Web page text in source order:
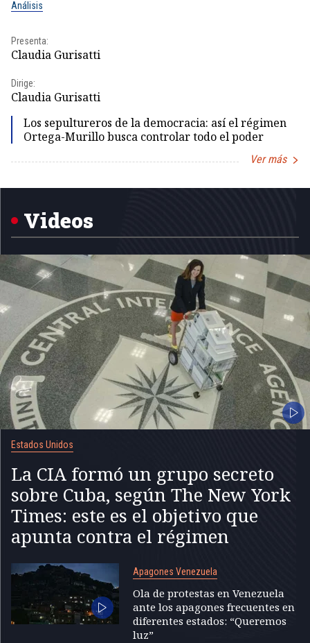
Análisis
Presenta:
Claudia Gurisatti
Dirige:
Claudia Gurisatti
Los sepultureros de la democracia: así el régimen
Ortega-Murillo busca controlar todo el poder
Ver más
1
Videos
Estados Unidos
La CIA formó un grupo secreto
sobre Cuba, según The New York
Times: este es el objetivo que
apunta contra el régimen
Apagones Venezuela
Ola de protestas en Venezuela
ante los apagones frecuentes en
diferentes estados: “Queremos
luz”